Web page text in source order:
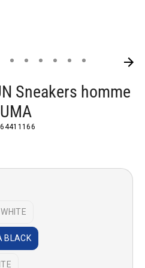
Sneakers homme
64411166
BLACK